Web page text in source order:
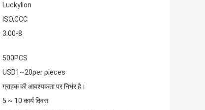
Luckylion
ISO,CCC
3.00-8
500PCS
USD1~20per pieces
ग्राहक की आवश्यकता पर निर्भर है।
5 ~ 10 कार्य दिवस